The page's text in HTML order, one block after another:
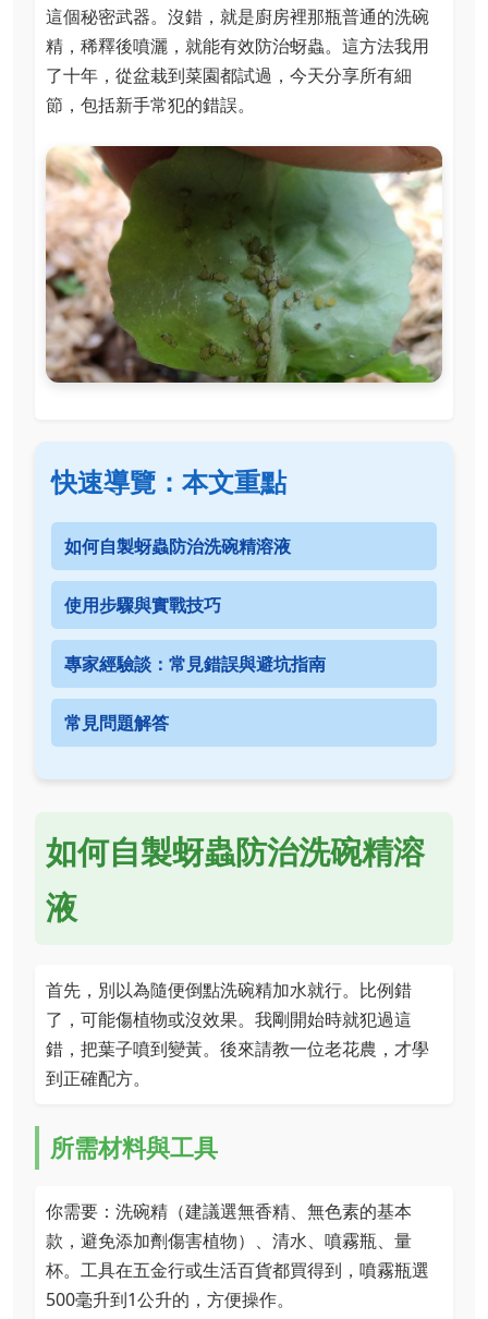
這個秘密武器。沒錯，就是廚房裡那瓶普通的洗碗
精，稀釋後噴灑，就能有效防治蚜蟲。這方法我用
了十年，從盆栽到菜園都試過，今天分享所有細
節，包括新手常犯的錯誤。
快速導覽：本文重點
如何自製蚜蟲防治洗碗精溶液
使用步驟與實戰技巧
專家經驗談：常見錯誤與避坑指南
常見問題解答
如何自製蚜蟲防治洗碗精溶
液
首先，別以為隨便倒點洗碗精加水就行。比例錯
了，可能傷植物或沒效果。我剛開始時就犯過這
錯，把葉子噴到變黃。後來請教一位老花農，才學
到正確配方。
所需材料與工具
你需要：洗碗精（建議選無香精、無色素的基本
款，避免添加劑傷害植物）、清水、噴霧瓶、量
杯。工具在五金行或生活百貨都買得到，噴霧瓶選
500毫升到1公升的，方便操作。